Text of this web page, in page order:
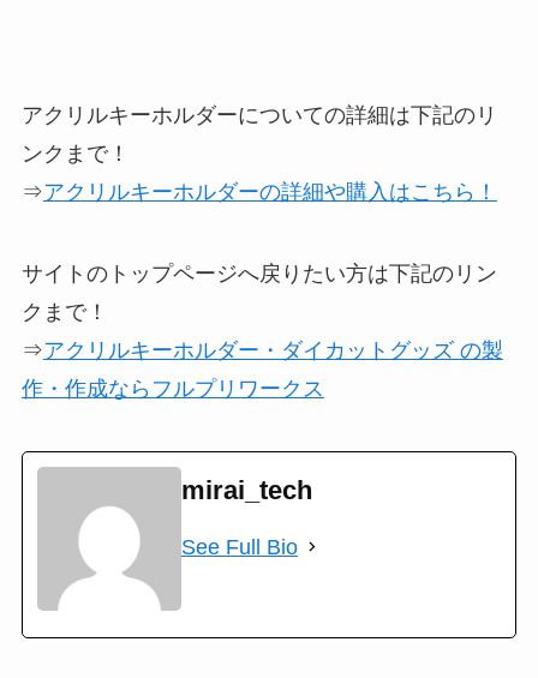
アクリルキーホルダーについての詳細は下記のリ
ンクまで！
⇒アクリルキーホルダーの詳細や購入はこちら！
サイトのトップページへ戻りたい方は下記のリン
クまで！
⇒アクリルキーホルダー・ダイカットグッズ の製
作・作成ならフルプリワークス
mirai_tech
See Full Bio